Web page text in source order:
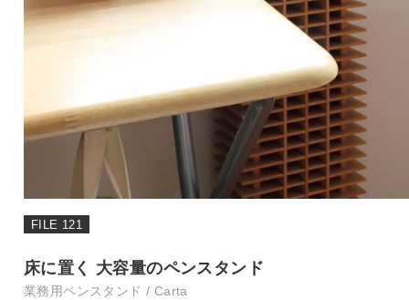
FILE 121
床に置く 大容量のペンスタンド
業務用ペンスタンド / Carta